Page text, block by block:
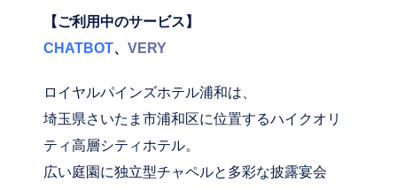
【ご利用中のサービス】
CHATBOT、 VERY
ロイヤルパインズホテル浦和は、
埼玉県さいたま市浦和区に位置するハイクオリ
ティ高層シティホテル。
広い庭園に独立型チャペルと多彩な披露宴会